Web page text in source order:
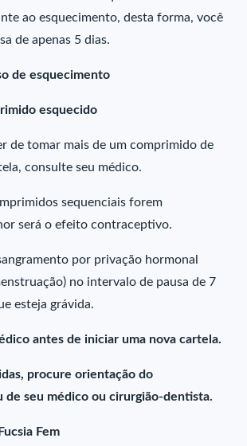
ao esquecimento, desta forma, você
de apenas 5 dias.
de esquecimento
esquecido
de tomar mais de um comprimido de
consulte seu médico.
sequenciais forem
será o efeito contraceptivo.
por privação hormonal
no intervalo de pausa de 7
esteja grávida.
antes de iniciar uma nova cartela.
procure orientação do
de seu médico ou cirurgião-dentista.
Fem